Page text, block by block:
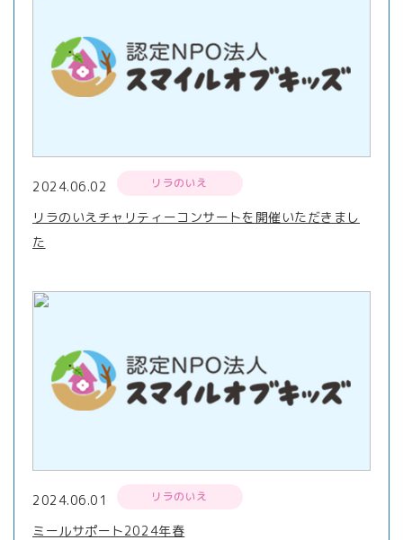
2024.06.02 リラのいえ
リラのいえチャリティーコンサートを開催いただきまし
た
2024.06.01 リラのいえ
ミールサポート2024年春